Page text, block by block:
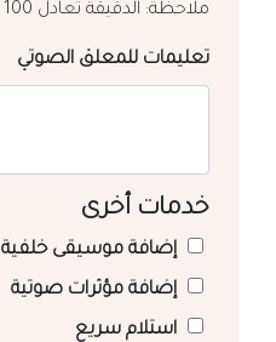
ملاحظة: الدقيقة تعادل 100 كلمة باللغة العربية
تعليمات للمعلق الصوتي
خدمات أخرى
إضافة موسيقى خلفية
إضافة مؤثرات صوتية
استلام سريع